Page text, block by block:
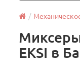
EKSI в